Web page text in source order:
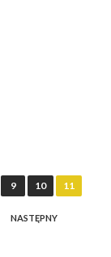
9 10 11
NASTĘPNY